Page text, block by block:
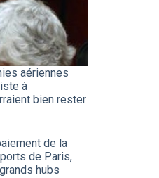
aériennes
à
bien rester
de la
de Paris,
hubs